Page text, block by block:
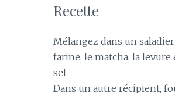
Recette
Mélangez dans un
farine, le matcha, la levure
sel.
Dans un autre récipient,